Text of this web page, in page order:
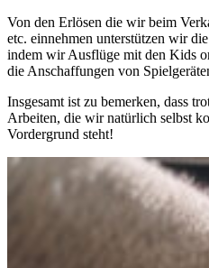
Von den Erlösen die wir beim
etc. einnehmen unterstützen wir
indem wir Ausflüge mit den Kids
die Anschaffungen von
Insgesamt ist zu bemerken, dass
Arbeiten, die wir natürlich selbst
Vordergrund steht!